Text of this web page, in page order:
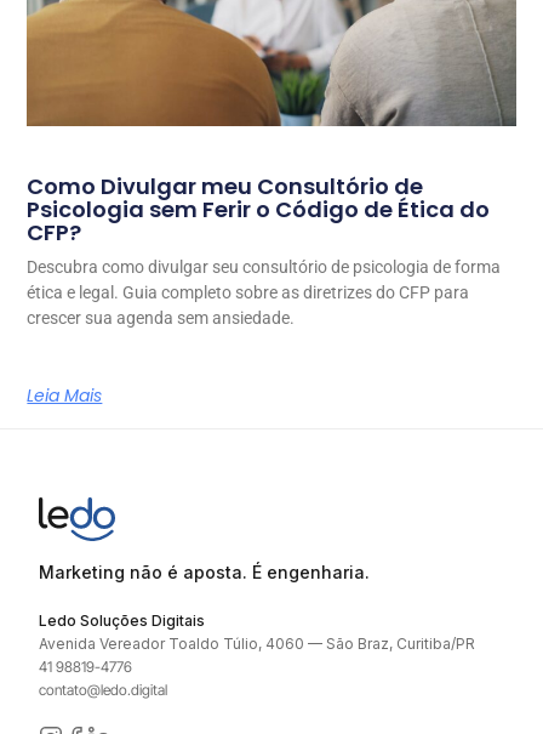
Como Divulgar meu Consultório de
Psicologia sem Ferir o Código de Ética do
CFP?
Descubra como divulgar seu consultório de psicologia de forma
ética e legal. Guia completo sobre as diretrizes do CFP para
crescer sua agenda sem ansiedade.
Leia Mais
Marketing não é aposta. É engenharia.
Ledo Soluções Digitais
Avenida Vereador Toaldo Túlio, 4060 — São Braz, Curitiba/PR
41 98819-4776
contato@ledo.digital